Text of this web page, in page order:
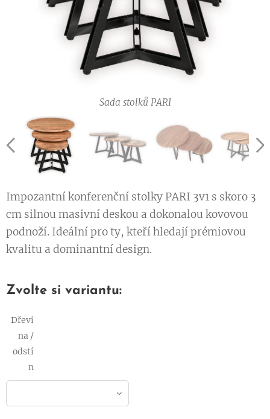
Sada stolků PARI
Sada stolků PARI
Sada stolků PARI
Sada stolků PARI
Sada stolků PARI
Impozantní konferenční stolky PARI 3v1 s skoro 3
cm silnou masivní deskou a dokonalou kovovou
podnoží. Ideální pro ty, kteří hledají prémiovou
kvalitu a dominantní design.
Zvolte si variantu:
Dřevi
na /
odstí
n